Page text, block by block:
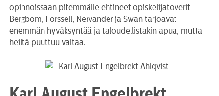
opinnoissaan pitemmälle ehtineet opiskelijatoverit
Bergbom, Forssell, Nervander ja Swan tarjoavat
enemmän hyväksyntää ja taloudellistakin apua, mutta
heiltä puuttuu valtaa.